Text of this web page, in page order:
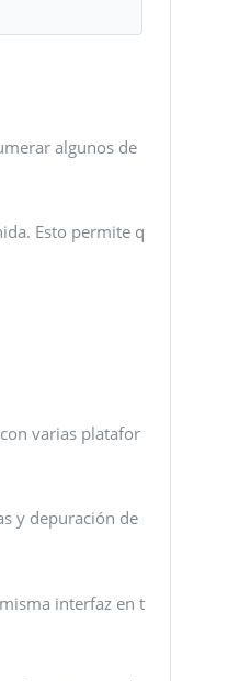
algunos de
Esto permite q
varias platafor
y depuración de
interfaz en t